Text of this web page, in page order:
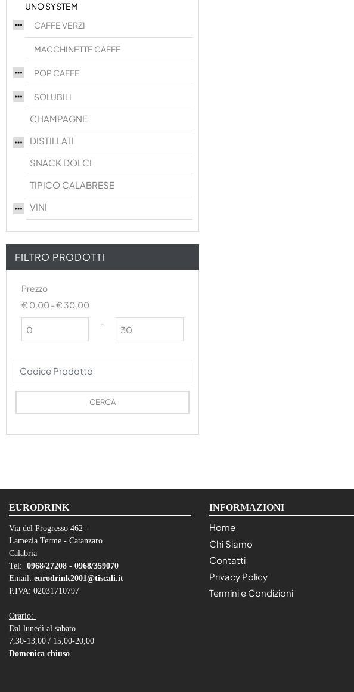
UNO SYSTEM
CAFFE VERZI
MACCHINETTE CAFFE
POP CAFFE
SOLUBILI
CHAMPAGNE
DISTILLATI
SNACK DOLCI
TIPICO CALABRESE
VINI
FILTRO PRODOTTI
Prezzo
€ 0,00 - € 30,00
-
EURODRINK
Via del Progresso 462 -
Lamezia Terme - Catanzaro
Calabria
Tel: 0968/27208 - 0968/359070
Email: eurodrink2001@tiscali.it
P.IVA: 02031710797
Orario:
Dal lunedì al sabato
7,30-13,00 / 15,00-20,00
Domenica chiuso
INFORMAZIONI
Home
Chi Siamo
Contatti
Privacy Policy
Termini e Condizioni